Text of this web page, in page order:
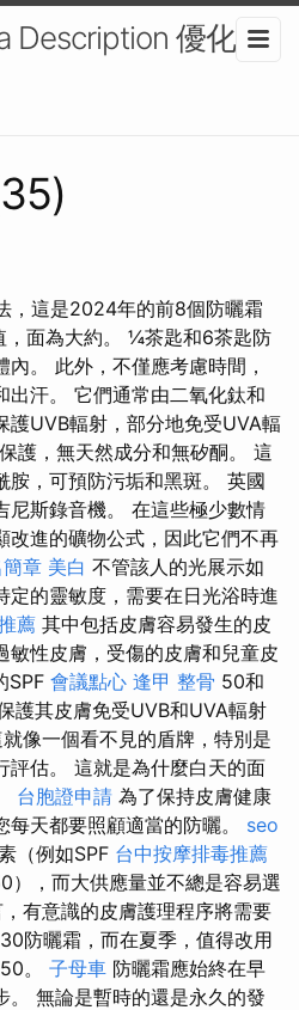
Description 優化的
，這是2024年的前8個防曬霜
，面為大約。 ¼茶匙和6茶匙防
。 此外，不僅應考慮時間，
出汗。 它們通常由二氧化鈦和
護UVB輻射，部分地免受UVA輻
護，無天然成分和無矽酮。 這
胺，可預防污垢和黑斑。 英國
尼斯錄音機。 在這些極少數情
改進的礦物公式，因此它們不再
章 美白 不管該人的光展示如
定的靈敏度，需要在日光浴時進
薦 其中包括皮膚容易發生的皮
敏性皮膚，受傷的皮膚和兒童皮
SPF 會議點心 逢甲 整骨 50和
護其皮膚免受UVB和UVA輻射
像一個看不見的盾牌，特別是
評估。 這就是為什麼白天的面
台胞證申請 為了保持皮膚健康
天都要照顧適當的防曬。 seo
（例如SPF 台中按摩排毒推薦
，而大供應量並不總是容易選
有意識的皮膚護理程序將需要
30防曬霜，而在夏季，值得改用
50。 子母車 防曬霜應始終在早
。 無論是暫時的還是永久的發